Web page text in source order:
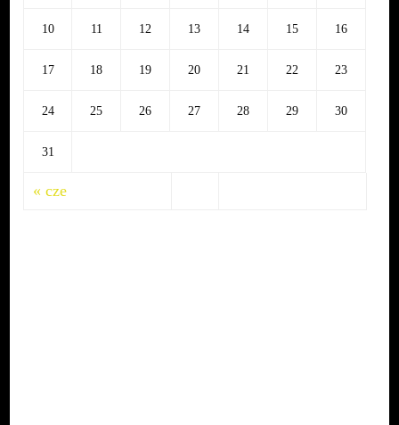
10 11 12 13 14 15 16
17 18 19 20 21 22 23
24 25 26 27 28 29 30
31
« cze